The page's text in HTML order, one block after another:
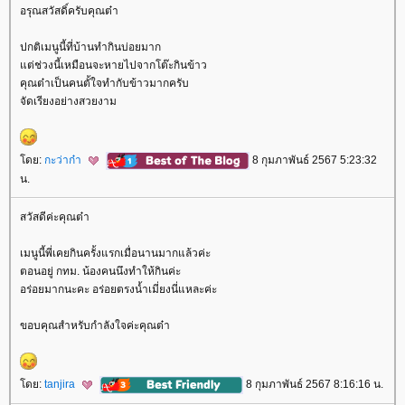
อรุณสวัสดิ์ครับคุณต๋า
ปกติเมนูนี้ที่บ้านทำกินบ่อยมาก
ต่ช่วงนี้เหมือนจะหายไปจากโต๊ะกินข้าว
คุณต๋าเป็นคนตั้ใจทำกับข้าวมากครับ
จัดเรียงอย่างสวยงาม
ดย: กะว่าก๋า
8 กุมภาพันธ์ 2567 5:23:32
น.
สวัสดีค่ะคุณต๋า
เมนูนี้พี่เคยกินครั้งแรกเมื่อนานมากแล้วค่ะ
ตอนอยู่ กทม. น้องคนนึงทำให้กินค่ะ
อร่อยมากนะคะ อร่อยตรงน้ำเมี่ยงนี่แหละค่ะ
ขอบคุณสำหรับกำลังใจค่ะคุณต๋า
ดย: tanjira 8 กุมภาพันธ์ 2567 8:16:16 น.